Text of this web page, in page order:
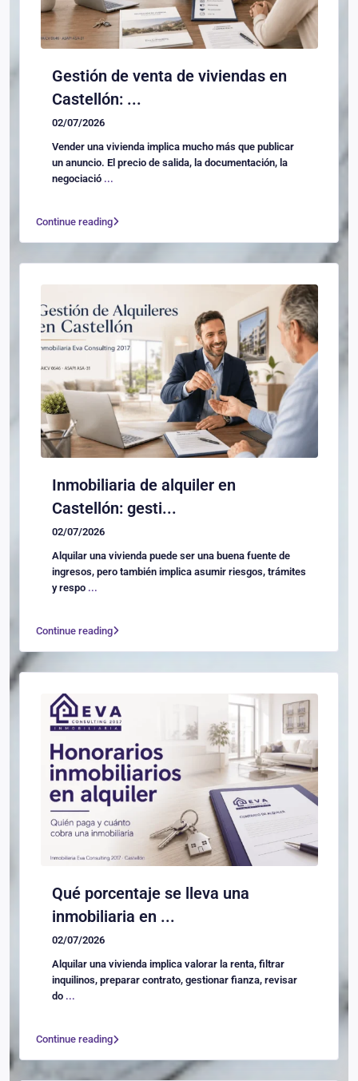
Gestión de venta de viviendas en
Castellón: ...
02/07/2026
Vender una vivienda implica mucho más que publicar
un anuncio. El precio de salida, la documentación, la
negociació ...
Continue reading
Inmobiliaria de alquiler en
Castellón: gesti...
02/07/2026
Alquilar una vivienda puede ser una buena fuente de
ingresos, pero también implica asumir riesgos, trámites
y respo ...
Continue reading
Qué porcentaje se lleva una
inmobiliaria en ...
02/07/2026
Alquilar una vivienda implica valorar la renta, filtrar
inquilinos, preparar contrato, gestionar fianza, revisar
do ...
Continue reading